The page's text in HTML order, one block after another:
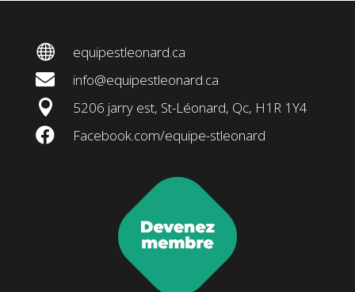
 equipestleonard.ca
 info@equipestleonard.ca
 5206 jarry est, St-Léonard, Qc, H1R 1Y4
 Facebook.com/equipe-stleonard